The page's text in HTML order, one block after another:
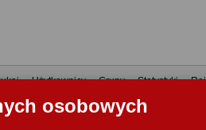
osobowych
•Użytkownicy•Grupy•Statystyki•